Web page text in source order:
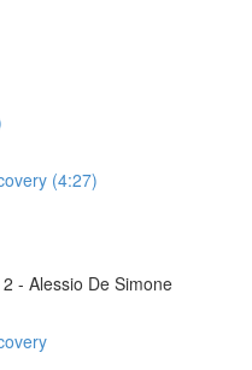
(4:27)
- Alessio De Simone